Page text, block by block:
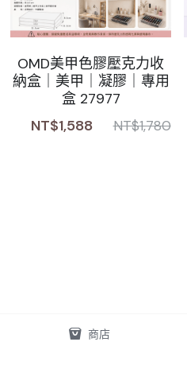
OMD美甲色膠壓克力收
納盒｜美甲｜凝膠｜專用
盒 27977
NT$1,588
NT$1,780
商店